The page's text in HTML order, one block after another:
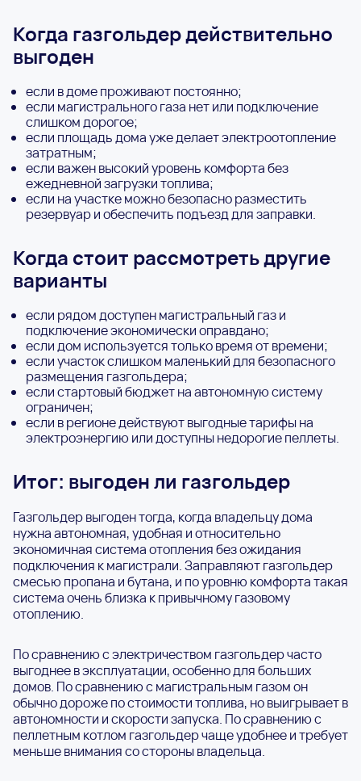
Когда газгольдер действительно
выгоден
если в доме проживают постоянно;
если магистрального газа нет или подключение
слишком дорогое;
если площадь дома уже делает электроотопление
затратным;
если важен высокий уровень комфорта без
ежедневной загрузки топлива;
если на участке можно безопасно разместить
резервуар и обеспечить подъезд для заправки.
Когда стоит рассмотреть другие
варианты
если рядом доступен магистральный газ и
подключение экономически оправдано;
если дом используется только время от времени;
если участок слишком маленький для безопасного
размещения газгольдера;
если стартовый бюджет на автономную систему
ограничен;
если в регионе действуют выгодные тарифы на
электроэнергию или доступны недорогие пеллеты.
Итог: выгоден ли газгольдер
Газгольдер выгоден тогда, когда владельцу дома
нужна автономная, удобная и относительно
экономичная система отопления без ожидания
подключения к магистрали. Заправляют газгольдер
смесью пропана и бутана, и по уровню комфорта такая
система очень близка к привычному газовому
отоплению.
По сравнению с электричеством газгольдер часто
выгоднее в эксплуатации, особенно для больших
домов. По сравнению с магистральным газом он
обычно дороже по стоимости топлива, но выигрывает в
автономности и скорости запуска. По сравнению с
пеллетным котлом газгольдер чаще удобнее и требует
меньше внимания со стороны владельца.